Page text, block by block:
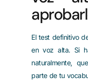
El test definitivo
en voz alta. Si
naturalmente,
parte de tu